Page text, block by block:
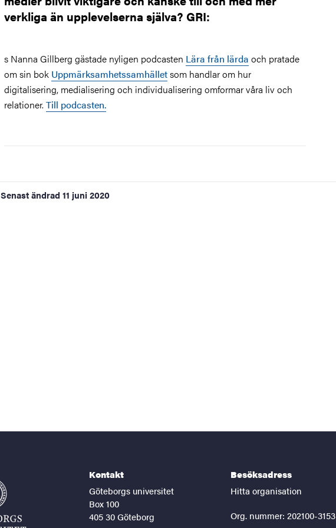
verkliga än upplevelserna själva? GRI:
s Nanna Gillberg gästade nyligen podcasten Lära från lärda och pratade
om sin bok Uppmärksamhetssamhälletsom handlar om hur
digitalisering, medialisering och individualisering omformar våra liv och
relationer. Till podcasten.
Senast ändrad 11 juni 2020
Kontakt
Göteborgs universitet
Box 100
405 30 Göteborg
Besöksadress
Hitta organisation
Org. nummer: 202100-3153